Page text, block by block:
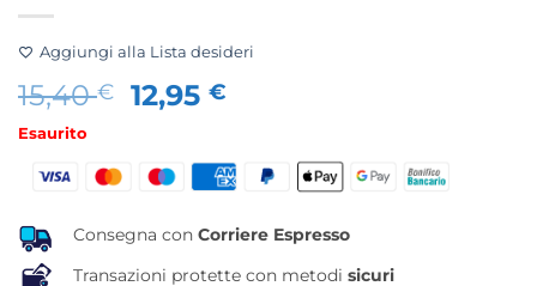
Aggiungi alla Lista desideri
15,40€
Il
era:
12,95€
è:
Esaurito
Consegna con Corriere Espresso
Transazioni protette con metodi sicuri